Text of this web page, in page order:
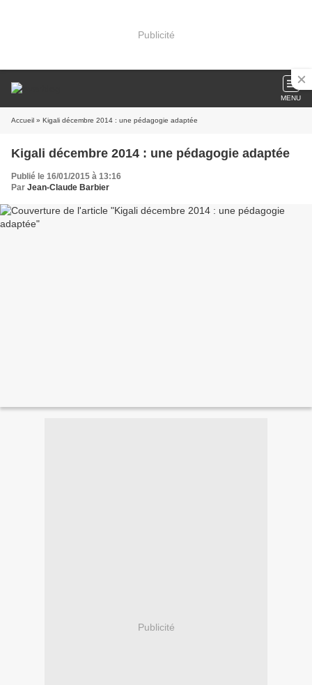
Publicité
MENU
Accueil » Kigali décembre 2014 : une pédagogie adaptée
Kigali décembre 2014 : une pédagogie adaptée
Publié le 16/01/2015 à 13:16
Par Jean-Claude Barbier
Publicité